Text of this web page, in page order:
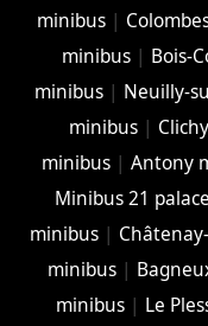
minibus|
minibus | Bois-
minibus| Neuilly-
minibus|
minibus| Antony
Minibus 21 palace
minibus|
minibus |
minibus | Le